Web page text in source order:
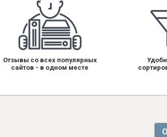
Отзывы со всех популярных
сайтов - в одном месте